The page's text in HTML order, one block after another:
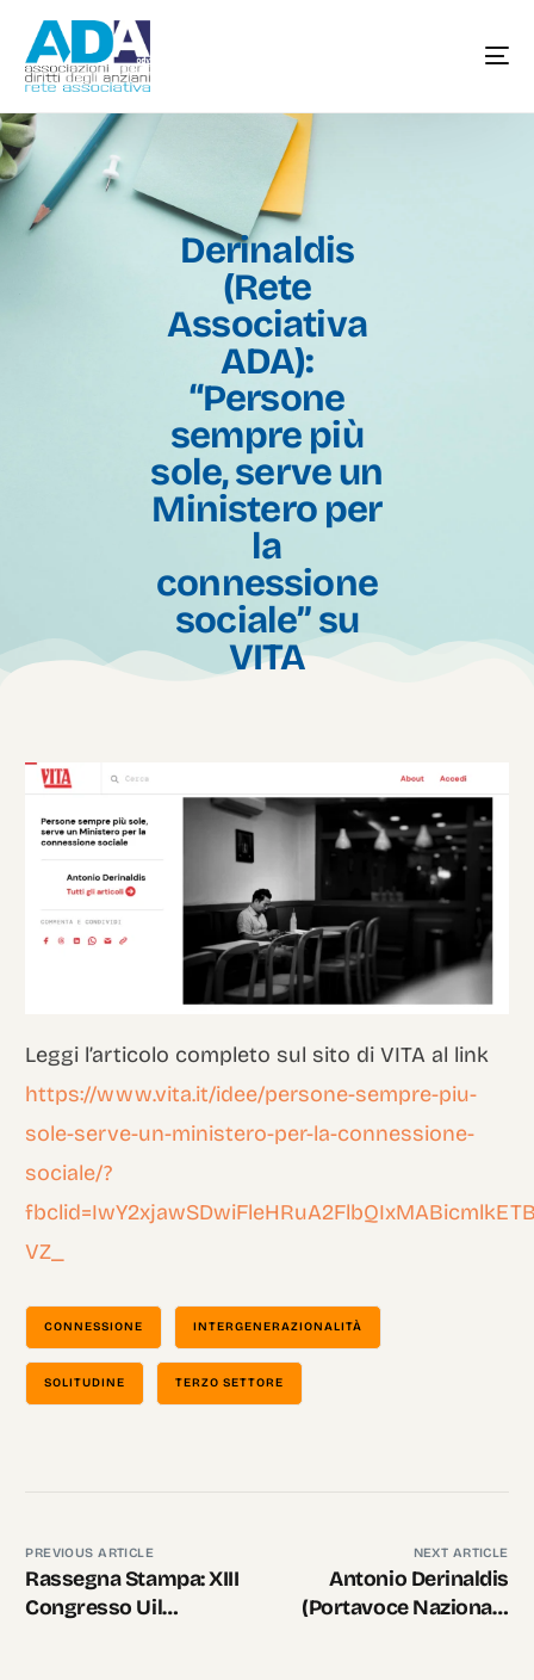
Derinaldis
(Rete
Associativa
ADA):
“Persone
sempre più
sole, serve un
Ministero per
la
connessione
sociale” su
VITA
Leggi l’articolo completo sul sito di VITA al link
https://www.vita.it/idee/persone-sempre-piu-
sole-serve-un-ministero-per-la-connessione-
sociale/?
VZ_
CONNESSIONE INTERGENERAZIONALITÀ
SOLITUDINE TERZO SETTORE
PREVIOUS ARTICLE
Rassegna Stampa: XIII
Congresso Uil
NEXT ARTICLE
Antonio Derinaldis
(Portavoce Nazionale
Italian